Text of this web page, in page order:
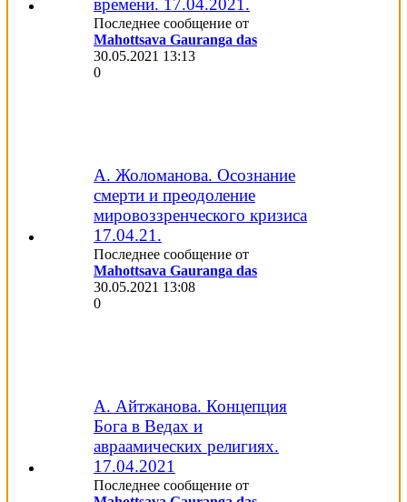
времени. 17.04.2021.
Последнее сообщение от
Mahottsava Gauranga das
30.05.2021 13:13
0
А. Жоломанова. Осознание
смерти и преодоление
мировоззренческого кризиса
17.04.21.
Последнее сообщение от
Mahottsava Gauranga das
30.05.2021 13:08
0
А. Айтжанова. Концепция
Бога в Ведах и
авраамических религиях.
17.04.2021
Последнее сообщение от